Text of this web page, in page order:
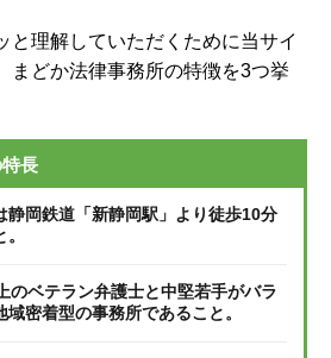
と理解していただくために当サイ
まどか法律事務所の特徴を3つ挙
長
静岡鉄道「新静岡駅」より徒歩10分
のベテラン弁護士と中堅若手がバラ
密着型の事務所であること。